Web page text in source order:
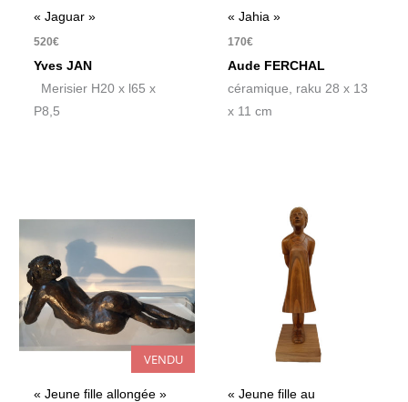
« Jaguar »
520€
Yves JAN
Merisier H20 x l65 x
P8,5
« Jahia »
170€
Aude FERCHAL
céramique, raku 28 x 13
x 11 cm
VENDU
« Jeune fille allongée »
« Jeune fille au